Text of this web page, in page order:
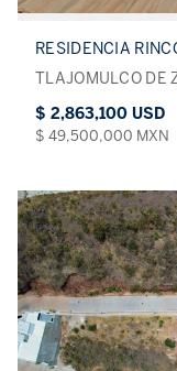
RESIDENCIA
TLAJOMULCO DE
$ 2,863,100 USD
$ 49,500,000 MXN